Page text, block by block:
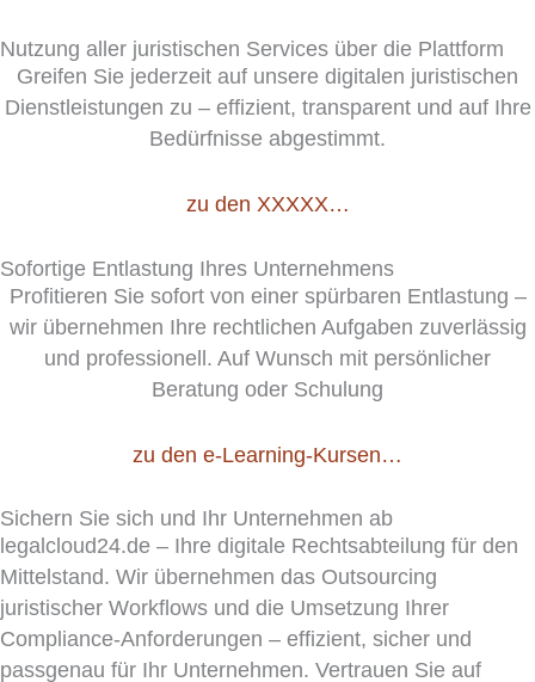
Nutzung aller juristischen Services über die Plattform
Greifen Sie jederzeit auf unsere digitalen juristischen
Dienstleistungen zu – effizient, transparent und auf Ihre
Bedürfnisse abgestimmt.
zu den XXXXX…
Sofortige Entlastung Ihres Unternehmens
Profitieren Sie sofort von einer spürbaren Entlastung –
wir übernehmen Ihre rechtlichen Aufgaben zuverlässig
und professionell. Auf Wunsch mit persönlicher
Beratung oder Schulung
zu den e-Learning-Kursen…
Sichern Sie sich und Ihr Unternehmen ab
legalcloud24.de – Ihre digitale Rechtsabteilung für den
Mittelstand. Wir übernehmen das Outsourcing
juristischer Workflows und die Umsetzung Ihrer
Compliance-Anforderungen – effizient, sicher und
passgenau für Ihr Unternehmen. Vertrauen Sie auf